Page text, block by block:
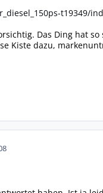
t19349/
Das Ding hat
Kiste dazu,